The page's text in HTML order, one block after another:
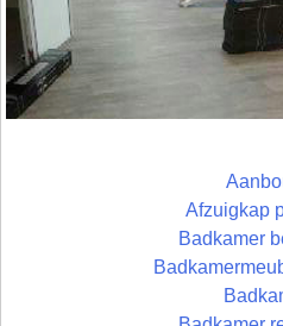
Afzuigkap
Badkamer